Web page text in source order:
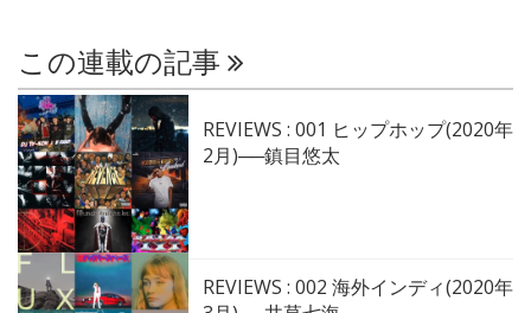
この連載の記事
REVIEWS : 001 ヒップホップ(2020年
2月)──鎮目悠太
REVIEWS : 002 海外インディ(2020年